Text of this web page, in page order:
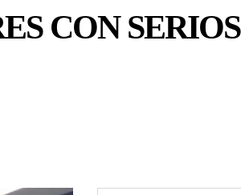
CON SERIOS